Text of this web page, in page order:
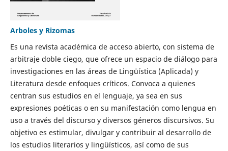
Arboles y Rizomas
Es una revista académica de acceso abierto, con sistema de
arbitraje doble ciego, que ofrece un espacio de diálogo para
investigaciones en las áreas de Lingüística (Aplicada) y
Literatura desde enfoques críticos. Convoca a quienes
centran sus estudios en el lenguaje, ya sea en sus
expresiones poéticas o en su manifestación como lengua en
uso a través del discurso y diversos géneros discursivos. Su
objetivo es estimular, divulgar y contribuir al desarrollo de
los estudios literarios y lingüísticos, así como de sus